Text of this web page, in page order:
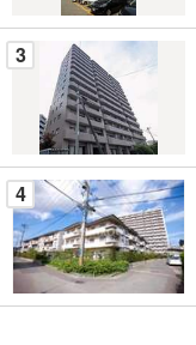
ペ
ー
す
る
3
4